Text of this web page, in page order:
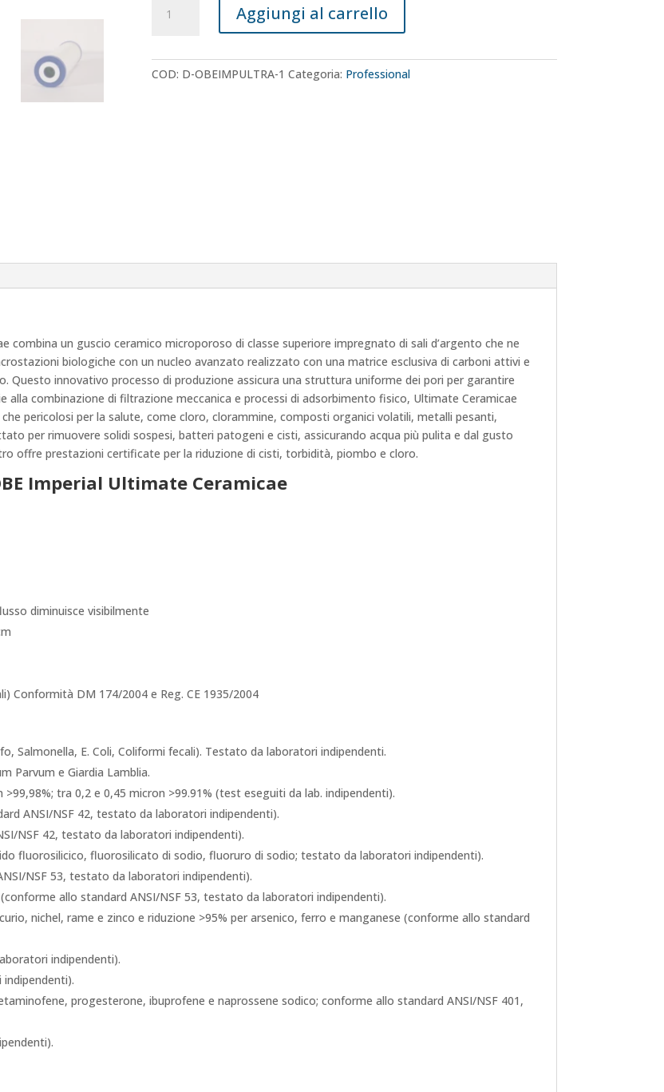
filtrante
Imperial
Aggiungi al carrello
COD: D-OBEIMPULTRA-1 Categoria: Professional
combina un guscio ceramico microporoso di classe superiore impregnato di sali d’argento che ne
biologiche con un nucleo avanzato realizzato con una matrice esclusiva di carboni attivi e
Questo innovativo processo di produzione assicura una struttura uniforme dei pori per garantire
alla combinazione di filtrazione meccanica e processi di adsorbimento fisico, Ultimate Ceramicae
pericolosi per la salute, come cloro, clorammine, composti organici volatili, metalli pesanti,
per rimuovere solidi sospesi, batteri patogeni e cisti, assicurando acqua più pulita e dal gusto
offre prestazioni certificate per la riduzione di cisti, torbidità, piombo e cloro.
Imperial Ultimate Ceramicae
diminuisce visibilmente
Conformità DM 174/2004 e Reg. CE 1935/2004
Salmonella, E. Coli, Coliformi fecali). Testato da laboratori indipendenti.
Parvum e Giardia Lamblia.
tra 0,2 e 0,45 micron >99.91% (test eseguiti da lab. indipendenti).
ANSI/NSF 42, testato da laboratori indipendenti).
NSF 42, testato da laboratori indipendenti).
fluorosilicico, fluorosilicato di sodio, fluoruro di sodio; testato da laboratori indipendenti).
NSF 53, testato da laboratori indipendenti).
allo standard ANSI/NSF 53, testato da laboratori indipendenti).
nichel, rame e zinco e riduzione >95% per arsenico, ferro e manganese (conforme allo standard
indipendenti).
progesterone, ibuprofene e naprossene sodico; conforme allo standard ANSI/NSF 401,